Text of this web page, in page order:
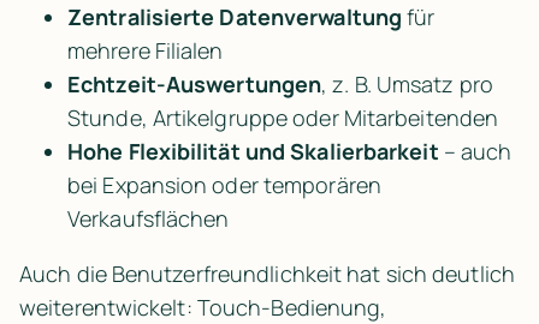
Zentralisierte Datenverwaltung für
mehrere Filialen
Echtzeit-Auswertungen, z. B. Umsatz pro
Stunde, Artikelgruppe oder Mitarbeitenden
Hohe Flexibilität und Skalierbarkeit – auch
bei Expansion oder temporären
Verkaufsflächen
Auch die Benutzerfreundlichkeit hat sich deutlich
weiterentwickelt: Touch-Bedienung,